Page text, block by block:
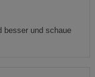
besser und schaue